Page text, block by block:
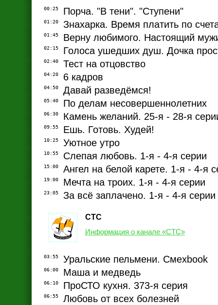
00:25 Порча. "В тени". "Ступени"
01:20 Знахарка. Время платить по
01:45 Верну любимого. Настоящий
02:15 Голоса ушедших душ. Дочка
02:40 Тест на отцовство
04:20 6 кадров
04:50 Давай разведёмся!
05:40 По делам несовершеннолетних
06:30 Камень желаний. 25-я - 28-я
09:55 Ешь. Готовь. Худей!
10:25 Уютное утро
10:55 Слепая любовь. 1-я - 4-я серии
15:00 Ангел на белой карете. 1-я - 4-я
19:00 Мечта на троих. 1-я - 4-я серии
23:05 За всё заплачено. 1-я - 4-я серии
СТС
Информация о канале «СТС»
03:55 Уральские пельмени. Смехbook
06:00 Маша и медведь
06:10 ПроСТО кухня. 373-я серия
06:55 Любовь от всех болезней